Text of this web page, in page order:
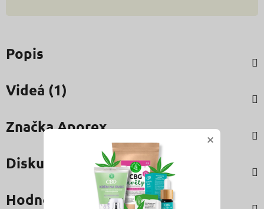
Popis
Videá (1)
ZnačkaAporex
Diskusia
Hodnotenie
×